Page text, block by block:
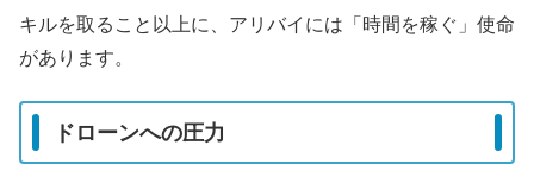
キルを取ること以上に、アリバイには「時間を稼ぐ」使命
があります。
ドローンへの圧力